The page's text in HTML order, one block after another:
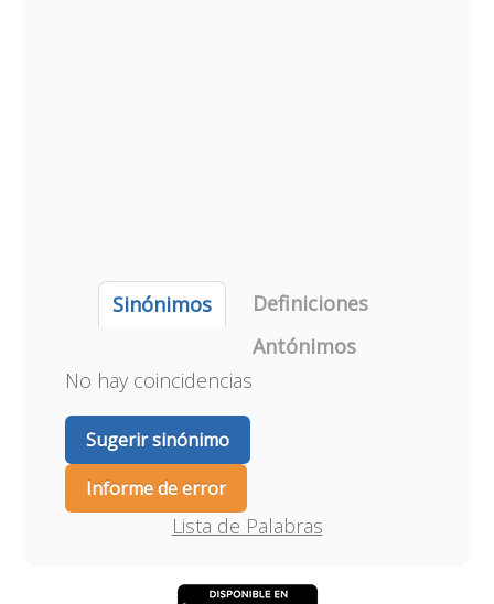
Sinónimos
Definiciones
Antónimos
No hay coincidencias
Sugerir sinónimo
Informe de error
Lista de Palabras